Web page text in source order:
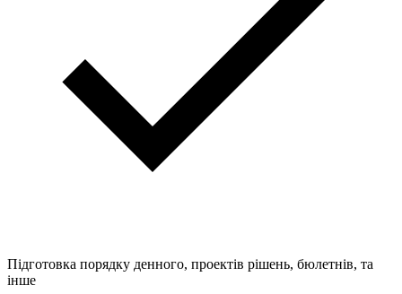
Підготовка порядку денного, проектів рішень, бюлетнів, та
інше